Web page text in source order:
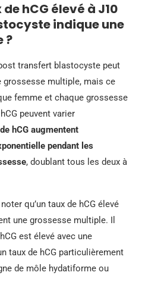
hCG élevé à J10
indique une
?
transfert blastocyste peut
multiple, mais ce
femme et chaque grossesse
peuvent varier
hCG augmentent
pendant les
, doublant tous les deux à
qu’un taux de hCG élevé
une grossesse multiple. Il
est élevé avec une
taux de hCG particulièrement
de môle hydatiforme ou